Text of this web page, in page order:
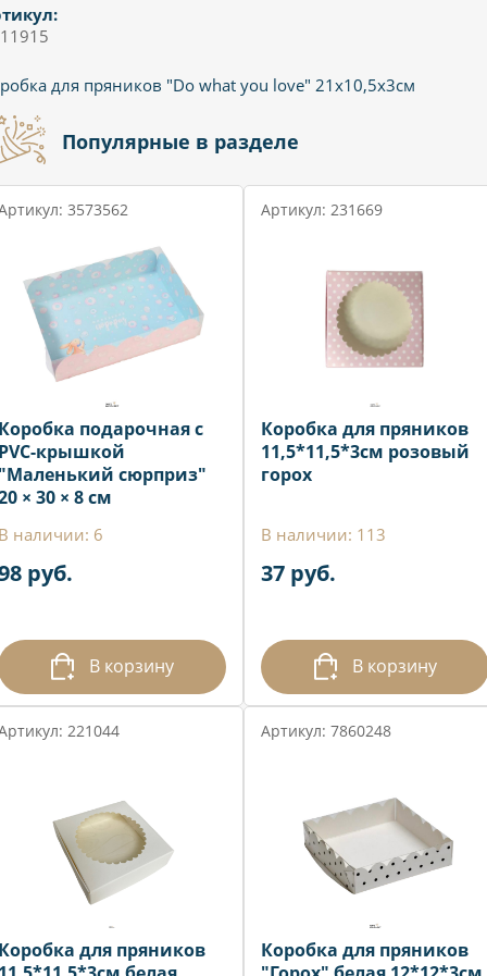
для пряников "Do what you love" 21х10,5х3см
Популярные в разделе
3573562
подарочная с
крышкой
сюрприз"
× 30 × 8 см
наличии: 6
руб.
В корзину
Артикул: 231669
Коробка для пряников
11,5*11,5*3см розовый
горох
В наличии: 113
37 руб.
В корзину
221044
для пряников
Артикул: 7860248
Коробка для пряников